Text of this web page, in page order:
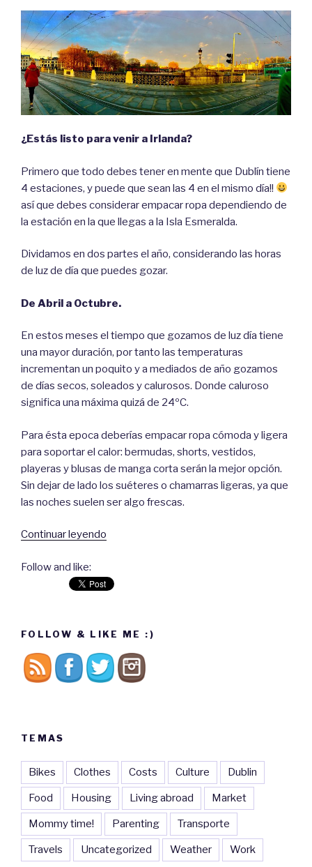
¿Estás listo para venir a Irlanda?
Primero que todo debes tener en mente que Dublín tiene
4 estaciones, y puede que sean las 4 en el mismo día!!
así que debes considerar empacar ropa dependiendo de
la estación en la que llegas a la Isla Esmeralda.
Dividamos en dos partes el año, considerando las horas
de luz de día que puedes gozar.
De Abril a Octubre.
En estos meses el tiempo que gozamos de luz día tiene
una mayor duración, por tanto las temperaturas
incrementan un poquito y a mediados de año gozamos
de días secos, soleados y calurosos. Donde caluroso
significa una máxima quizá de 24ºC.
Para ésta epoca deberías empacar ropa cómoda y ligera
para soportar el calor: bermudas, shorts, vestidos,
playeras y blusas de manga corta serán la mejor opción.
Sin dejar de lado los suéteres o chamarras ligeras, ya que
las noches suelen ser algo frescas.
Continuar leyendo
venir
Follow and like:
FOLLOW & LIKE ME :)
TEMAS
Bikes Clothes Costs Culture Dublin
Food Housing Living abroad Market
Mommy time! Parenting Transporte
Travels Uncategorized Weather Work